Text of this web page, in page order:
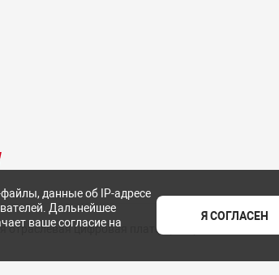
цифровая платформа российских
данные об IP-адресе
Дальнейшее
ваше согласие на
Я СОГЛАСЕН